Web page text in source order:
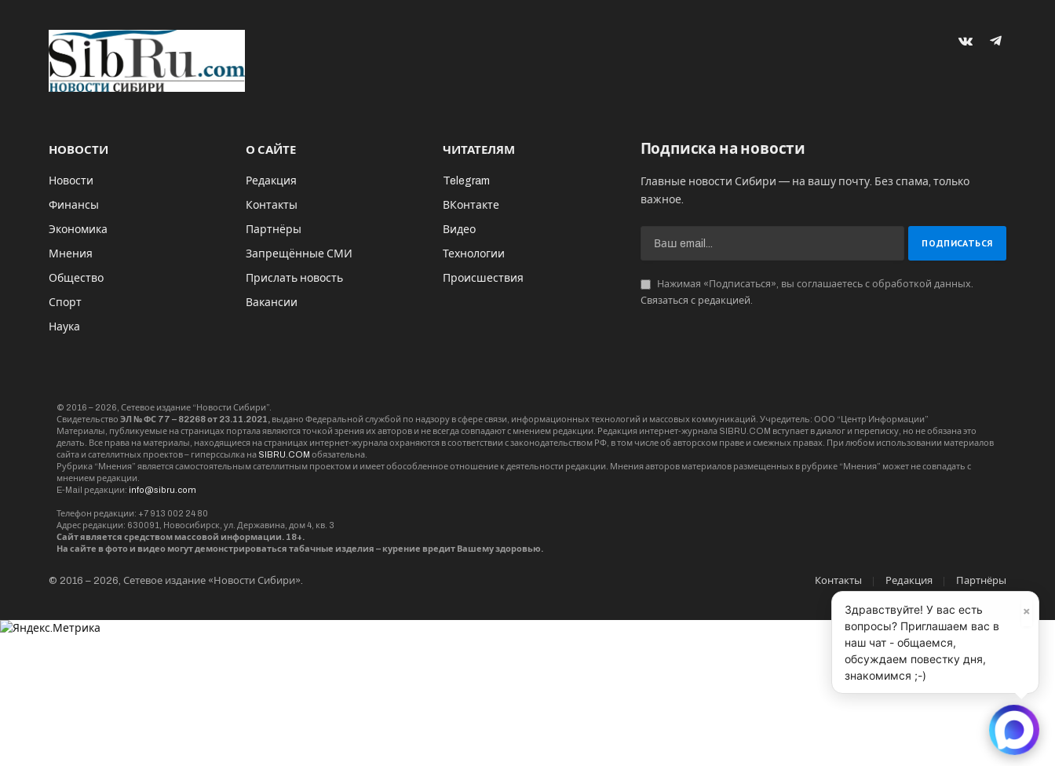
VKontakteTelegram
НОВОСТИ
Новости
Финансы
Экономика
Мнения
Общество
Спорт
Наука
О САЙТЕ
Редакция
Контакты
Партнёры
Запрещённые СМИ
Прислать новость
Вакансии
ЧИТАТЕЛЯМ
Telegram
ВКонтакте
Видео
Технологии
Происшествия
Подписка на новости
Главные новости Сибири — на вашу почту. Без спама, только
важное.
Нажимая «Подписаться», вы соглашаетесь с обработкой данных.
Связаться с редакцией.
© 2016 – 2026, Сетевое издание “Новости Сибири”.
Свидетельство ЭЛ № ФС 77 – 82268 от 23.11.2021, выдано Федеральной службой по надзору в сфере связи, информационных технологий и массовых коммуникаций. Учредитель: ООО “Центр Информации”
Материалы, публикуемые на страницах портала являются точкой зрения их авторов и не всегда совпадают с мнением редакции. Редакция интернет-журнала SIBRU.COM вступает в диалог и переписку, но не обязана это
делать. Все права на материалы, находящиеся на страницах интернет-журнала охраняются в соответствии с законодательством РФ, в том числе об авторском праве и смежных правах. При любом использовании материалов
сайта и сателлитных проектов – гиперссылка на SIBRU.COM обязательна.
Рубрика “Мнения” является самостоятельным сателлитным проектом и имеет обособленное отношение к деятельности редакции. Мнения авторов материалов размещенных в рубрике “Мнения” может не совпадать с
мнением редакции.
E-Mail редакции: info@sibru.com
Телефон редакции: +7 913 002 24 80
Адрес редакции: 630091, Новосибирск, ул. Державина, дом 4, кв. 3
Сайт является средством массовой информации. 18+.
На сайте в фото и видео могут демонстрироваться табачные изделия – курение вредит Вашему здоровью.
© 2016 – 2026, Сетевое издание «Новости Сибири». Контакты Редакция Партнёры
×
Здравствуйте! У вас есть
вопросы? Приглашаем вас в
наш чат - общаемся,
обсуждаем повестку дня,
знакомимся ;-)